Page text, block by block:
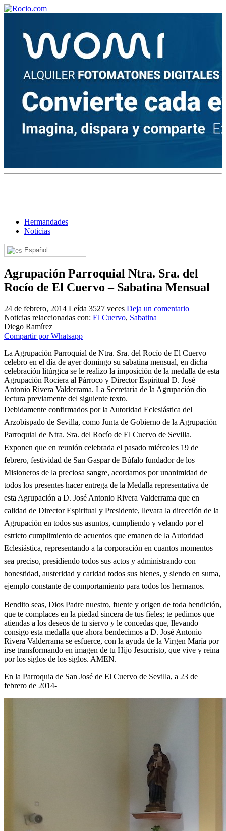
Hermandades
Noticias
Español
Agrupación Parroquial Ntra. Sra. del
Rocío de El Cuervo – Sabatina Mensual
24 de febrero, 2014 Leída 3527 veces Deja un comentario
Noticias relaccionadas con: El Cuervo, Sabatina
Diego Ramírez
Compartir por Whatsapp
La Agrupación Parroquial de Ntra. Sra. del Rocío de El Cuervo
celebro en el día de ayer domingo su sabatina mensual, en dicha
celebración litúrgica se le realizo la imposición de la medalla de esta
Agrupación Rociera al Párroco y Director Espiritual D. José
Antonio Rivera Valderrama. La Secretaria de la Agrupación dio
lectura previamente del siguiente texto.
Debidamente confirmados por la Autoridad Eclesiástica del
Arzobispado de Sevilla, como Junta de Gobierno de la Agrupación
Parroquial de Ntra. Sra. del Rocío de El Cuervo de Sevilla.
Exponen que en reunión celebrada el pasado miércoles 19 de
febrero, festividad de San Gaspar de Búfalo fundador de los
Misioneros de la preciosa sangre, acordamos por unanimidad de
todos los presentes hacer entrega de la Medalla representativa de
esta Agrupación a D. José Antonio Rivera Valderrama que en
calidad de Director Espiritual y Presidente, llevara la dirección de la
Agrupación en todos sus asuntos, cumpliendo y velando por el
estricto cumplimiento de acuerdos que emanen de la Autoridad
Eclesiástica, representando a la corporación en cuantos momentos
sea preciso, presidiendo todos sus actos y administrando con
honestidad, austeridad y caridad todos sus bienes, y siendo en suma,
ejemplo constante de comportamiento para todos los hermanos.
Bendito seas, Dios Padre nuestro, fuente y origen de toda bendición,
que te complaces en la piedad sincera de tus fieles; te pedimos que
atiendas a los deseos de tu siervo y le concedas que, llevando
consigo esta medalla que ahora bendecimos a D. José Antonio
Rivera Valderrama se esfuerce, con la ayuda de la Virgen María por
irse transformando en imagen de tu Hijo Jesucristo, que vive y reina
por los siglos de los siglos. AMEN.
En la Parroquia de San José de El Cuervo de Sevilla, a 23 de
febrero de 2014-
¡Bienvenido! Soy el asistente virtual de rocio.com.
¿En qué puedo ayudarte?
¿Cuándo se construyó la primera ermita?
El traslado cada siete años
¿Cuales son los actos principales que se celebran en el
Quiero hacer el camino,¿que tengo que hacer?